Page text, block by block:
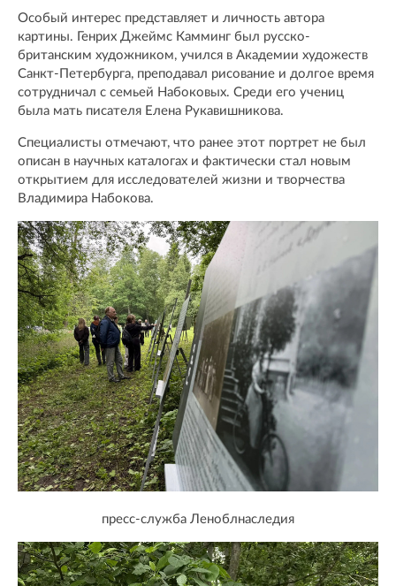
Особый интерес представляет и личность автора
картины. Генрих Джеймс Камминг был русско-
британским художником, учился в Академии художеств
Санкт-Петербурга, преподавал рисование и долгое время
сотрудничал с семьей Набоковых. Среди его учениц
была мать писателя Елена Рукавишникова.
Специалисты отмечают, что ранее этот портрет не был
описан в научных каталогах и фактически стал новым
открытием для исследователей жизни и творчества
Владимира Набокова.
пресс-служба Леноблнаследия